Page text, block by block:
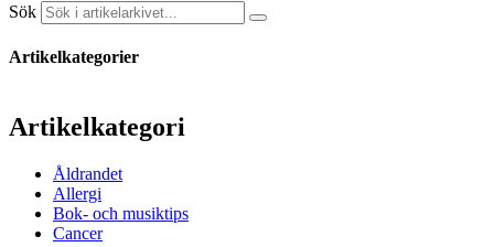
Sök
Artikelkategorier
Artikelkategori
Åldrandet
Allergi
Bok- och musiktips
Cancer